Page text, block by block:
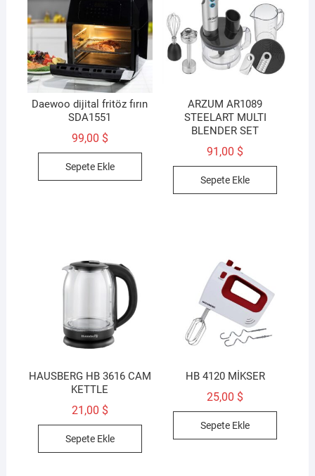
Daewoo dijital fritöz fırın
‎SDA1551
99,00 $
Sepete Ekle
ARZUM AR1089
STEELART MULTI
BLENDER SET
91,00 $
Sepete Ekle
HAUSBERG HB 3616 CAM
KETTLE
21,00 $
Sepete Ekle
HB 4120 MİKSER
25,00 $
Sepete Ekle